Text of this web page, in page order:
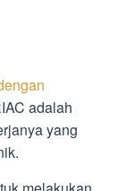
adalah
yang